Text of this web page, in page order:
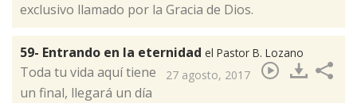
exclusivo llamado por la Gracia de Dios. ​
59- Entrando en la eternidad el Pastor B. Lozano
27 agosto, 2017
Toda tu vida aquí tiene
un final, llegará un día